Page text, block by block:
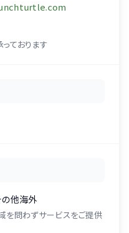
ております
の他海外
を問わずサービスをご提供